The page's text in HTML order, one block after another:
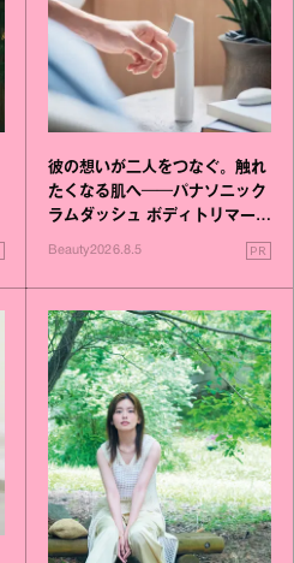
彼の想いが二人をつなぐ。触れ
たくなる肌へ──パナソニック
ラムダッシュ ボディトリマーが
Beauty2026.8.5 PR